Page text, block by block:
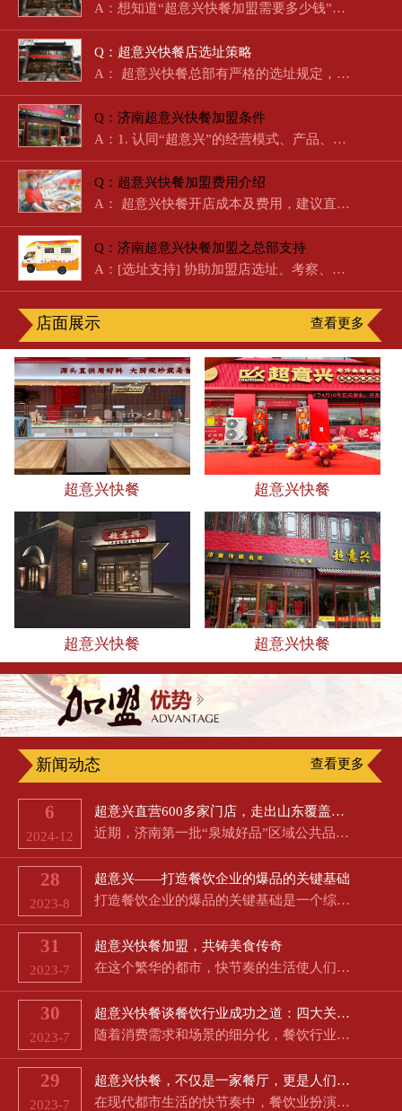
A：想知道“超意兴快餐加盟需要多少钱”？作为济南本土起步的国…
Q：超意兴快餐店选址策略
A： 超意兴快餐总部有严格的选址规定，总部…
Q：济南超意兴快餐加盟条件
A：1. 认同“超意兴”的经营模式、产品、经营理念。2. 在相关领…
Q：超意兴快餐加盟费用介绍
A： 超意兴快餐开店成本及费用，建议直接拨打电话咨询。 …
Q：济南超意兴快餐加盟之总部支持
A：[选址支持] 协助加盟店选址、考察、经营、定位。[培训支持]…
店面展示 查看更多
超意兴快餐 超意兴快餐
超意兴快餐 超意兴快餐
新闻动态 查看更多
6
2024-12
超意兴直营600多家门店，走出山东覆盖京津冀
近期，济南第一批“泉城好品”区域公共品牌公布，超意兴名列其中。8月16日，新黄河记者从市政府新闻办举行的…
28
2023-8
超意兴——打造餐饮企业的爆品的关键基础
打造餐饮企业的爆品的关键基础是一个综合性的任务，需要从多个方面考虑，以满足客户需求并在竞争激烈的市场中…
31
2023-7
超意兴快餐加盟，共铸美食传奇
在这个繁华的都市，快节奏的生活使人们对美食的渴望愈发强烈。超意兴快餐作为经典的中餐和特色餐饮相结合的品…
30
2023-7
超意兴快餐谈餐饮行业成功之道：四大关键因素助力餐厅生意蓬勃发展
随着消费需求和场景的细分化，餐饮行业成为了朝阳产业，但同时也伴随着高失败率和激烈的市场竞争。然而，对于…
29
2023-7
超意兴快餐，不仅是一家餐厅，更是人们快节奏生活中的一道美好风景线
在现代都市生活的快节奏中，餐饮业扮演着极为重要的角色。快捷、方便、多样和经济成为了消费者对餐饮的共同期…